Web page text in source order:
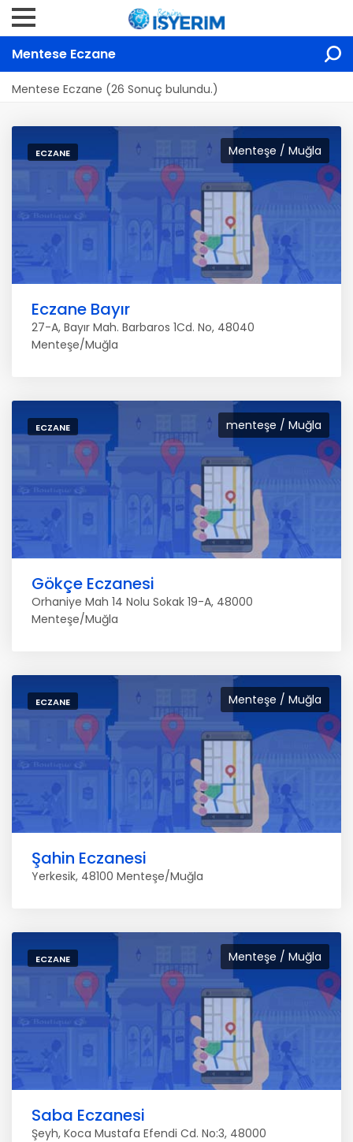
Mentese Eczane
Mentese Eczane (26 Sonuç bulundu.)
Menteşe / Muğla
ECZANE
Eczane Bayır
27-A, Bayır Mah. Barbaros 1Cd. No, 48040
Menteşe/Muğla
menteşe / Muğla
ECZANE
Gökçe Eczanesi
Orhaniye Mah 14 Nolu Sokak 19-A, 48000
Menteşe/Muğla
Menteşe / Muğla
ECZANE
Şahin Eczanesi
Yerkesik, 48100 Menteşe/Muğla
Menteşe / Muğla
ECZANE
Saba Eczanesi
Şeyh, Koca Mustafa Efendi Cd. No:3, 48000